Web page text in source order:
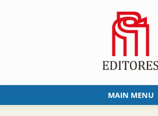
MAIN MENU